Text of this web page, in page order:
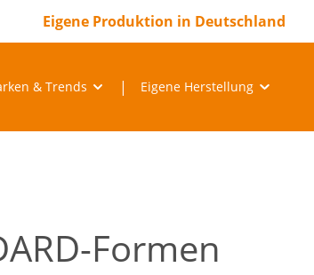
Eigene Produktion in Deutschland
& Trends Eigene Herstellung
Formen